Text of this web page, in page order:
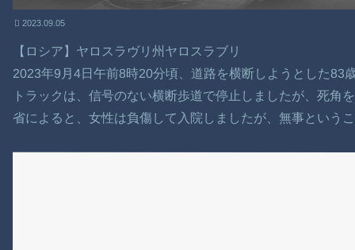
2023.09.05
【ロシア】ヤロスラヴリ州ヤロスラブリ
2023年9月4日午前8時20分頃、道路を横断しようとした83
トラックは、信号のない横断歩道で停止しましたが、死角
省によると、女性は負傷して入院しましたが、無事という